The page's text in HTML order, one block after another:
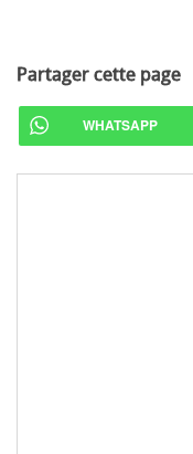
Partager cette page
WHATSAPP